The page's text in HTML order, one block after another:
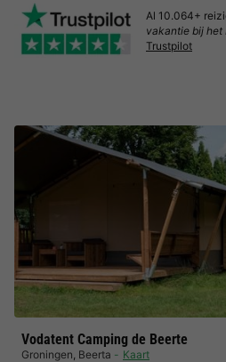
Vodatent Camping de Beerte
Groningen, Beerta
Kaart
Al 10.064+
vakantie bij het
Trustpilot